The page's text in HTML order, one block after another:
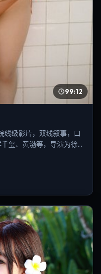
99:12
线级影片，双线叙事，口
玺、黄渤等，导演为徐